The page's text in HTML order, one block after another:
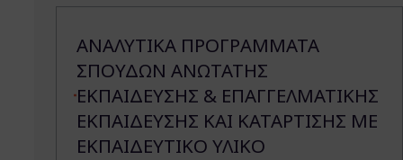
ΑΝΑΛΥΤΙΚΑ ΠΡΟΓΡΑΜΜΑΤΑ
ΣΠΟΥΔΩΝ ΑΝΩΤΑΤΗΣ
ΕΚΠΑΙΔΕΥΣΗΣ & ΕΠΑΓΓΕΛΜΑΤΙΚΗΣ
ΕΚΠΑΙΔΕΥΣΗΣ ΚΑΙ ΚΑΤΑΡΤΙΣΗΣ ΜΕ
ΕΚΠΑΙΔΕΥΤΙΚΟ ΥΛΙΚΟ